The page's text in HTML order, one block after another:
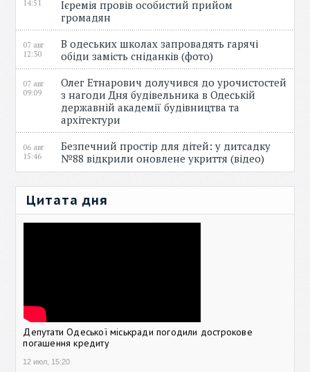
14:51
Ієремія провів особистий прийом
громадян
07 авг
12:30
В одеських школах запровадять гарячі
обіди замість сніданків (фото)
07 авг
09:09
Олег Етнарович долучився до урочистостей
з нагоди Дня будівельника в Одеській
державній академії будівництва та
архітектури
06 авг
15:46
Безпечний простір для дітей: у дитсадку
№88 відкрили оновлене укриття (відео)
Цитата дня
Депутати Одеської міськради погодили дострокове
погашення кредиту
12 июл, 15:20